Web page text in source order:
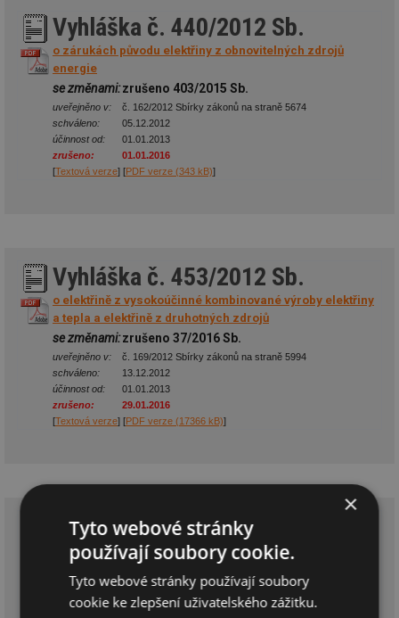
Vyhláška č. 440/2012 Sb.
o zárukách původu elektřiny z obnovitelných zdrojů
energie
se změnami:zrušeno 403/2015 Sb.
uveřejněno v:
č. 162/2012 Sbírky zákonů na straně 5674
schváleno:
05.12.2012
účinnost od:
01.01.2013
zrušeno:
01.01.2016
[Textová verze] [PDF verze (343 kB)]
Vyhláška č. 453/2012 Sb.
o elektřině z vysokoúčinné kombinované výroby elektřiny
a tepla a elektřině z druhotných zdrojů
se změnami:zrušeno 37/2016 Sb.
uveřejněno v:
č. 169/2012 Sbírky zákonů na straně 5994
schváleno:
13.12.2012
účinnost od:
01.01.2013
zrušeno:
29.01.2016
[Textová verze] [PDF verze (17366 kB)]
Vyhláška č. 459/2012 Sb.
o požadavcích na biometan, způsob měření biometanu a
kvality biometanu dodávaného do přepravní soustavy,
distribuční soustavy nebo podzemních zásobníků plynu
se změnami:78/2021 Sb., zrušeno 166/2022 Sb.
×
Tyto webové stránky
používají soubory cookie.
Tyto webové stránky používají soubory
cookie ke zlepšení uživatelského zážitku.